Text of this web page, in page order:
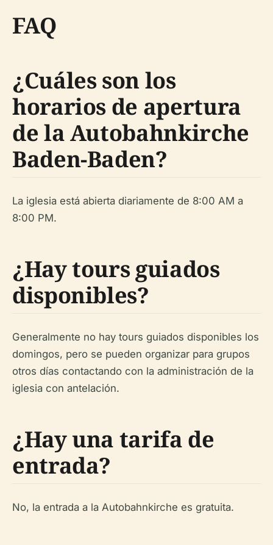
FAQ
¿Cuáles son los
horarios de apertura
de la Autobahnkirche
Baden-Baden?
La iglesia está abierta diariamente de 8:00 AM a
8:00 PM.
¿Hay tours guiados
disponibles?
Generalmente no hay tours guiados disponibles los
domingos, pero se pueden organizar para grupos
otros días contactando con la administración de la
iglesia con antelación.
¿Hay una tarifa de
entrada?
No, la entrada a la Autobahnkirche es gratuita.